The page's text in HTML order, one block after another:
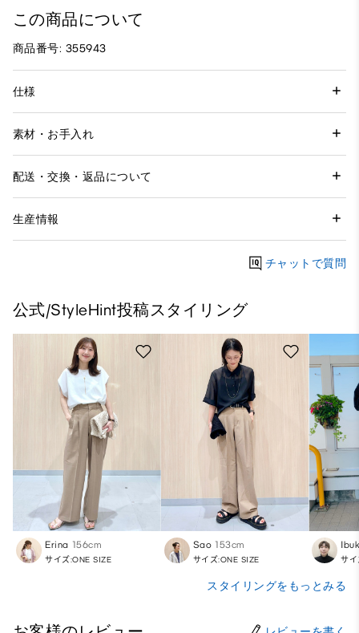
この商品について
商品番号: 355943
仕様
素材・お手入れ
配送・交換・返品について
生産情報
チャットで質問
公式/StyleHint投稿スタイリング
Erina 156cm
サイズ:ONE SIZE
Sao 153cm
サイズ:ONE SIZE サ
スタイリングをもっとみる